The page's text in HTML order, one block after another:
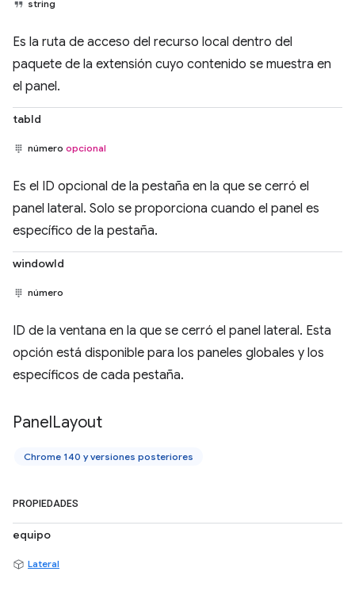
string
Es la ruta de acceso del recurso local dentro del
paquete de la extensión cuyo contenido se muestra en
el panel.
tabId
número opcional
Es el ID opcional de la pestaña en la que se cerró el
panel lateral. Solo se proporciona cuando el panel es
específico de la pestaña.
windowId
número
ID de la ventana en la que se cerró el panel lateral. Esta
opción está disponible para los paneles globales y los
específicos de cada pestaña.
PanelLayout
Chrome 140 y versiones posteriores
PROPIEDADES
equipo
Lateral